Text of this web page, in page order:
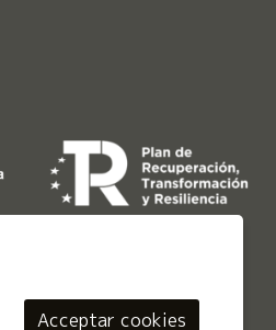
Acceptar cookies